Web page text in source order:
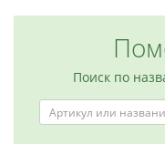
Поиск по